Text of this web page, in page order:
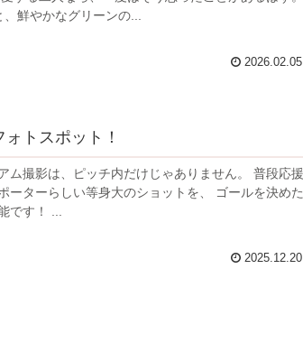
鮮やかなグリーンの...
2026.02.05
トスポット！
影は、ピッチ内だけじゃありません。 普段応援
ーターらしい等身大のショットを、 ゴールを決めた
です！ ...
2025.12.20